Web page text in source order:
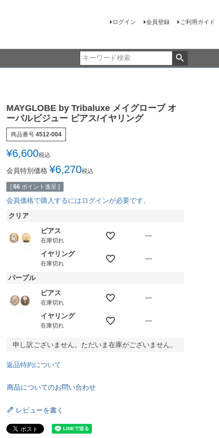
ログイン 会員登録 ご利用ガイド
MAYGLOBE by Tribaluxe メイグローブ オ
ーバルビジュー ピアス/イヤリング
商品番号 4512-004
¥6,600税込
会員特別価格 ¥6,270税込
[ 66 ポイント進呈 ]
会員価格で購入するにはログインが必要です。
クリア
ピアス
在庫切れ
—
イヤリング
在庫切れ
—
パープル
ピアス
在庫切れ
—
イヤリング
在庫切れ
—
申し訳ございません。ただいま在庫がございません。
返品特約について
商品についてのお問い合わせ
レビューを書く